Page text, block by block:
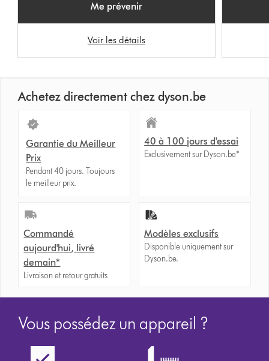
Me prévenir
Voir les détails
Achetez directement chez dyson.be
Garantie du Meilleur
Prix
Pendant 40 jours. Toujours
le meilleur prix.
40 à 100 jours d'essai
Exclusivement sur Dyson.be*
Commandé
aujourd'hui, livré
demain*
Livraison et retour gratuits
Modèles exclusifs
Disponible uniquement sur
Dyson.be.
Vous possédez un appareil ?